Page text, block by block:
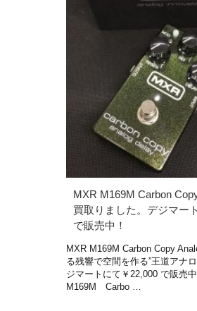
MXR M169M Carbon
買取りました。デジマー
で販売中！
MXR M169M Carbon Copy
る残響で空間を作る”王道アナ
ジマートにて￥22,000 で販売
M169M Carbo …